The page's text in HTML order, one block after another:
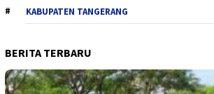
KABUPATEN TANGERANG
BERITA TERBARU